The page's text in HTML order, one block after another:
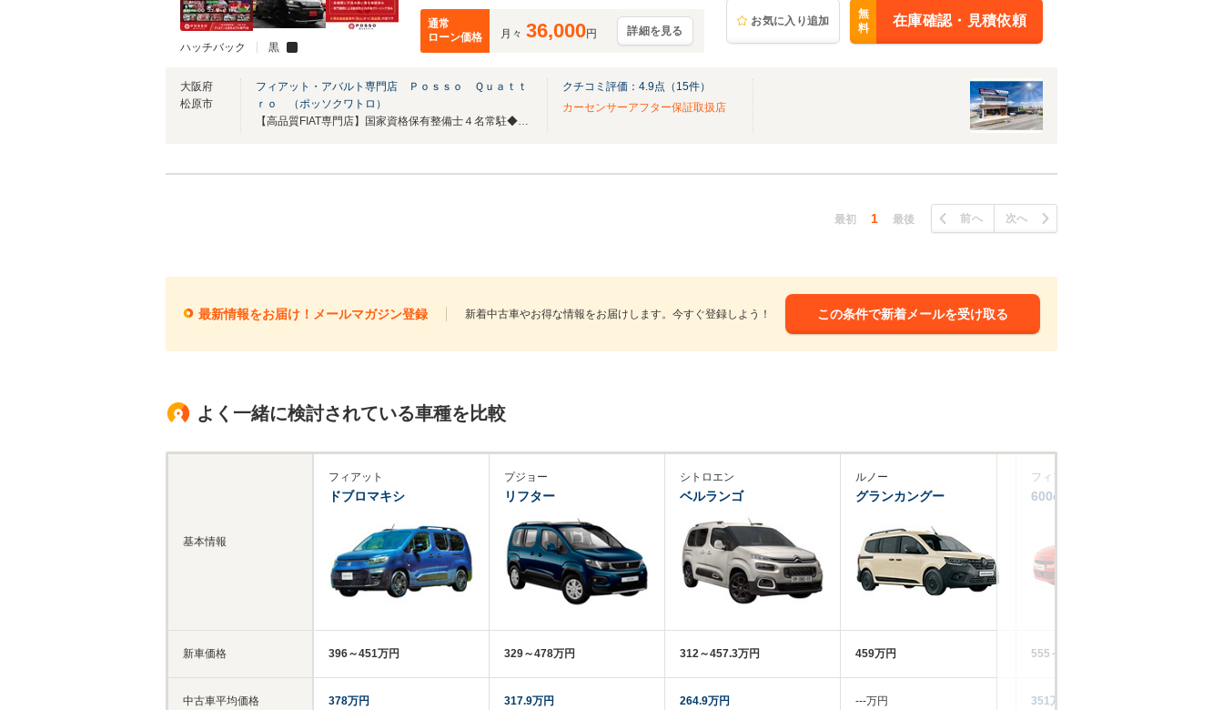
ハッチバック 黒
通常
ローン価格
月々 36,000円 詳細を見る
お気に入り追加
無
料
在庫確認・見積依頼
大阪府
松原市
フィアット・アバルト専門店 Ｐｏｓｓｏ Ｑｕａｔｔ
ｒｏ （ポッソクワトロ）
【高品質FIAT専門店】国家資格保有整備士４名常駐◆全車両走行無制限の自社保証付き◆
クチコミ評価： 4.9点（ 15件）
カーセンサーアフター保証取扱店
最初 1 最後 前へ 次へ
最新情報をお届け！メールマガジン登録 新着中古車やお得な情報をお届けします。今すぐ登録しよう！ この条件で新着メールを受け取る
よく一緒に検討されている車種を比較
基本情報
新車価格
中古車平均価格
フィアット
ドブロマキシ
396～451万円
378万円
プジョー
リフター
329～478万円
317.9万円
シトロエン
ベルランゴ
312～457.3万円
264.9万円
ルノー
グランカングー
459万円
‐‐‐万円
フィアット
600e
555～585万円
351万円